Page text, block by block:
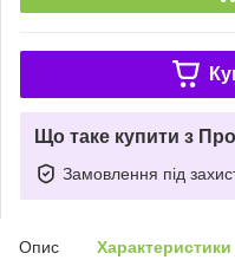
Що таке купити з
Замовлення під
Опис Характеристики